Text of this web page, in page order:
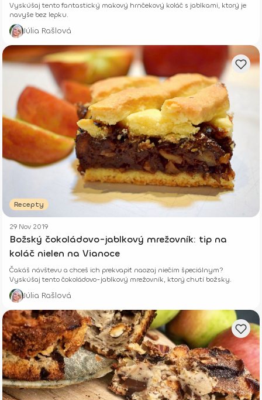
Vyskúšaj tento fantastický makový hrnčekový koláč s jablkami, ktorý je
navyše bez lepku.
Júlia Rašlová
Recepty
29 Nov 2019
Božský čokoládovo-jablkový mrežovník: tip na
koláč nielen na Vianoce
Čakáš návštevu a chceš ich prekvapiť naozaj niečím špeciálnym?
Vyskúšaj tento čokoládovo-jablkový mrežovník, ktorý chutí božsky.
Júlia Rašlová